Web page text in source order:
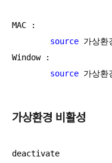
MAC :
source 가상
Window :
source 가상
가상환경 비활성
deactivate